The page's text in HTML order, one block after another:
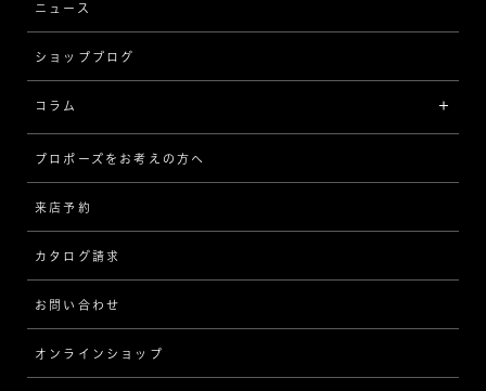
ウェーブ
V字
[セッテイングから選ぶ]
ソリテール
ワンサイドメレ
ダブルサイドメレ
ラインメレ
品質保証
ブライダルアイテム
ニュース
ショップブログ
コラム
インタビュー
指輪
ダイヤモンド
プロポーズ
結婚式
プロポーズをお考えの方へ
来店予約
カタログ請求
お問い合わせ
オンラインショップ